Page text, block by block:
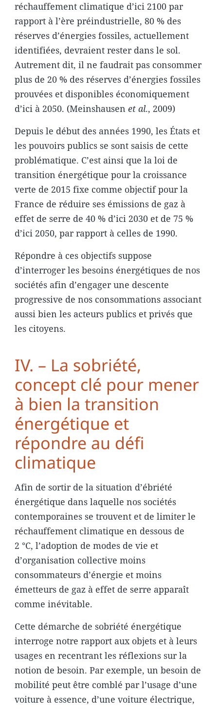
réchauffement climatique d’ici 2100 par
rapport à l’ère préindustrielle, 80 % des
réserves d’énergies fossiles, actuellement
identifiées, devraient rester dans le sol.
Autrement dit, il ne faudrait pas consommer
plus de 20 % des réserves d’énergies fossiles
prouvées et disponibles économiquement
d’ici à 2050. (Meinshausen et al., 2009)
Depuis le début des années 1990, les États et
les pouvoirs publics se sont saisis de cette
problématique. C’est ainsi que la loi de
transition énergétique pour la croissance
verte de 2015 fixe comme objectif pour la
France de réduire ses émissions de gaz à
effet de serre de 40 % d’ici 2030 et de 75 %
d’ici 2050, par rapport à celles de 1990.
Répondre à ces objectifs suppose
d’interroger les besoins énergétiques de nos
sociétés afin d’engager une descente
progressive de nos consommations associant
aussi bien les acteurs publics et privés que
les citoyens.
IV. – La sobriété,
concept clé pour mener
à bien la transition
énergétique et
répondre au défi
climatique
Afin de sortir de la situation d’ébriété
énergétique dans laquelle nos sociétés
contemporaines se trouvent et de limiter le
réchauffement climatique en dessous de
2 °C, l’adoption de modes de vie et
d’organisation collective moins
consommateurs d’énergie et moins
émetteurs de gaz à effet de serre apparaît
comme inévitable.
Cette démarche de sobriété énergétique
interroge notre rapport aux objets et à leurs
usages en recentrant les réflexions sur la
notion de besoin. Par exemple, un besoin de
mobilité peut être comblé par l’usage d’une
voiture à essence, d’une voiture électrique,